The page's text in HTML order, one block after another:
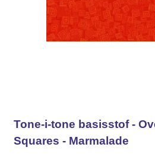
Tone-i-tone basisstof -
Squares - Marmalade